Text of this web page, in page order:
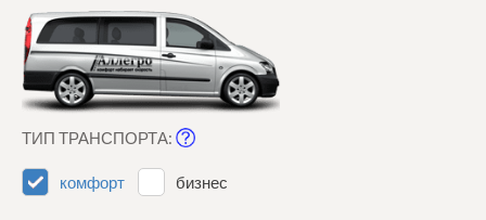
ТИП ТРАНСПОРТА:
комфорт бизнес